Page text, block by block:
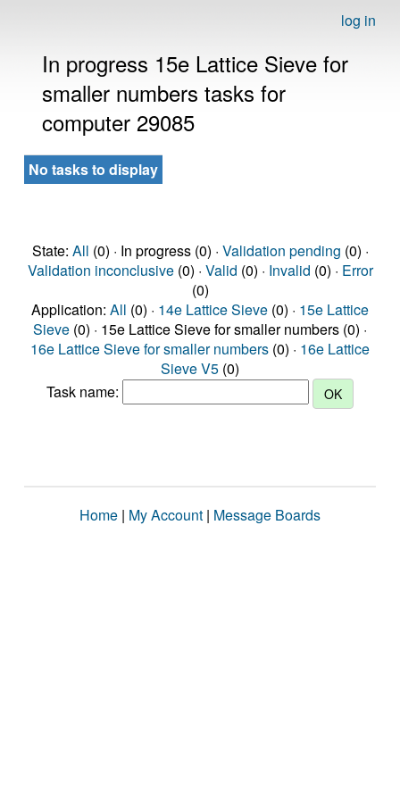
log in
In progress 15e Lattice Sieve for
smaller numbers tasks for
computer 29085
No tasks to display
State: All (0) · In progress (0) · Validation pending (0) ·
Validation inconclusive(0) · Valid (0) · Invalid (0) · Error
(0)
Application: All (0) · 14e Lattice Sieve (0) · 15e Lattice
Sieve (0) · 15e Lattice Sieve for smaller numbers (0) ·
16e Lattice Sieve for smaller numbers (0) · 16e Lattice
Sieve V5 (0)
Task name:
Home | My Account | Message Boards